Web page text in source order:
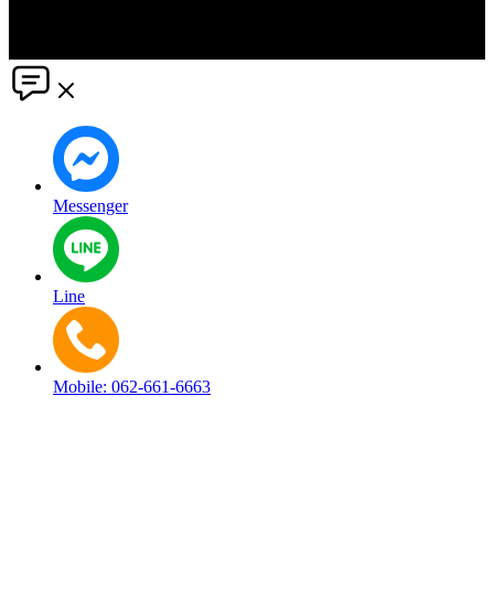
Messenger
Line
Mobile: 062-661-6663